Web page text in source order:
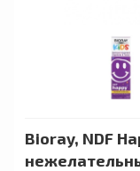
Bioray, NDF